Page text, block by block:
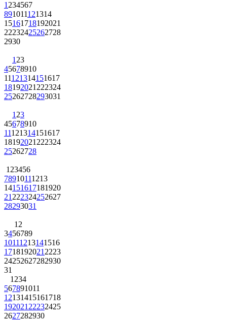
1 234567
891011121314
15161718192021
22232425262728
2930
1 23
45678910
11121314151617
18192021 222324
25262728293031
1 23
45678910
11121314151617
18192021 222324
25262728
1 23456
78910111213
14151617181920
21 222324252627
28293031
1 2
3456789
10111213141516
1718192021 2223
24252627282930
31
1 234
567891011
12131415161718
192021 22232425
2627282930